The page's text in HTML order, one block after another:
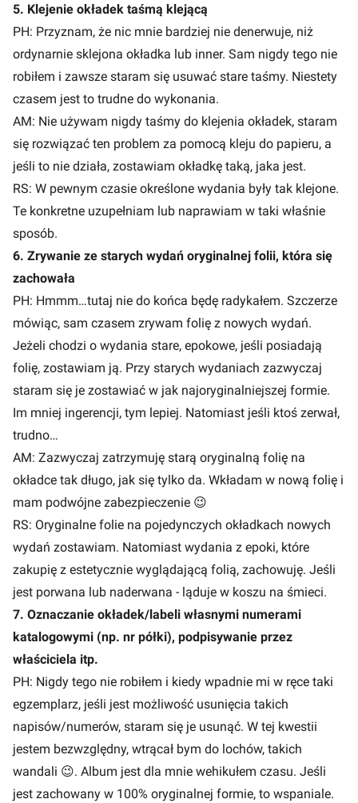
5. Klejenie okładek taśmą klejącą
PH: Przyznam, że nic mnie bardziej nie denerwuje, niż
ordynarnie sklejona okładka lub inner. Sam nigdy tego nie
robiłem i zawsze staram się usuwać stare taśmy. Niestety
czasem jest to trudne do wykonania.
AM: Nie używam nigdy taśmy do klejenia okładek, staram
się rozwiązać ten problem za pomocą kleju do papieru, a
jeśli to nie działa, zostawiam okładkę taką, jaka jest.
RS: W pewnym czasie określone wydania były tak klejone.
Te konkretne uzupełniam lub naprawiam w taki właśnie
sposób.
6. Zrywanie ze starych wydań oryginalnej folii, która się
zachowała
PH: Hmmm…tutaj nie do końca będę radykałem. Szczerze
mówiąc, sam czasem zrywam folię z nowych wydań.
Jeżeli chodzi o wydania stare, epokowe, jeśli posiadają
folię, zostawiam ją. Przy starych wydaniach zazwyczaj
staram się je zostawiać w jak najoryginalniejszej formie.
Im mniej ingerencji, tym lepiej. Natomiast jeśli ktoś zerwał,
trudno…
AM: Zazwyczaj zatrzymuję starą oryginalną folię na
okładce tak długo, jak się tylko da. Wkładam w nową folię i
mam podwójne zabezpieczenie 😉
RS: Oryginalne folie na pojedynczych okładkach nowych
wydań zostawiam. Natomiast wydania z epoki, które
zakupię z estetycznie wyglądającą folią, zachowuję. Jeśli
jest porwana lub naderwana - ląduje w koszu na śmieci.
7. Oznaczanie okładek/labeli własnymi numerami
katalogowymi (np. nr półki), podpisywanie przez
właściciela itp.
PH: Nigdy tego nie robiłem i kiedy wpadnie mi w ręce taki
egzemplarz, jeśli jest możliwość usunięcia takich
napisów/numerów, staram się je usunąć. W tej kwestii
jestem bezwzględny, wtrącał bym do lochów, takich
wandali 😉. Album jest dla mnie wehikułem czasu. Jeśli
jest zachowany w 100% oryginalnej formie, to wspaniale.